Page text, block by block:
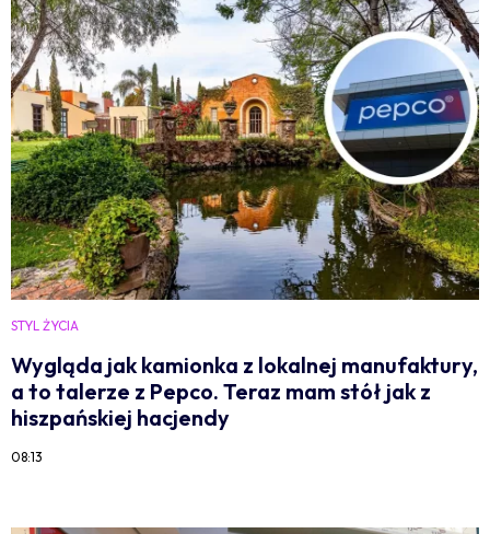
STYL ŻYCIA
Wygląda jak kamionka z lokalnej manufaktury,
a to talerze z Pepco. Teraz mam stół jak z
hiszpańskiej hacjendy
08:13